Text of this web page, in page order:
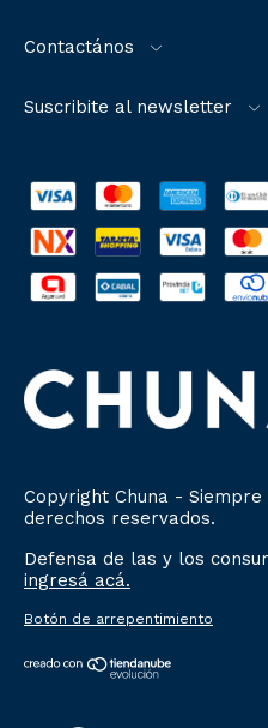
Contactános
Suscribite al newsletter
Copyright Chuna - Siempre
derechos reservados.
Defensa de las y los
ingresá acá.
Botón de arrepentimiento